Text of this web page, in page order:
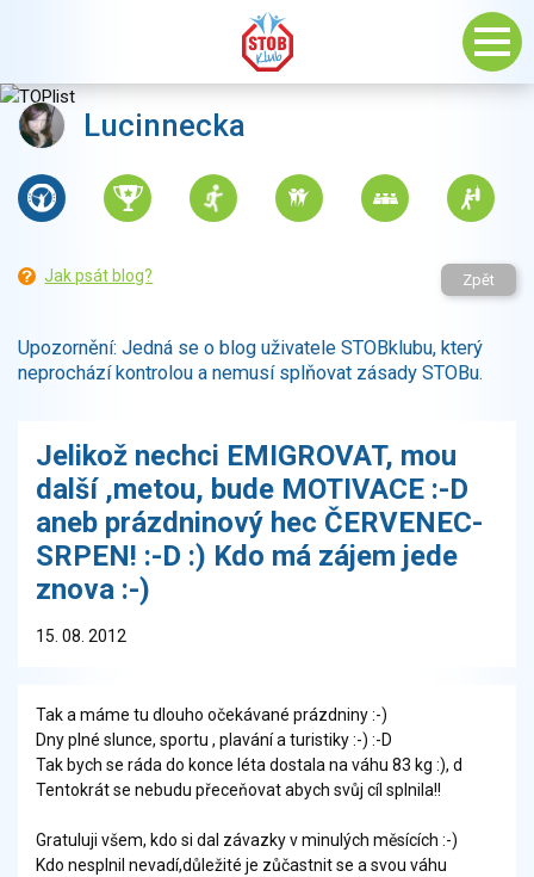
Lucinnecka
Jak psát blog? Zpět
Upozornění: Jedná se o blog uživatele STOBklubu, který
neprochází kontrolou a nemusí splňovat zásady STOBu.
Jelikož nechci EMIGROVAT, mou
další ,metou, bude MOTIVACE :-D
aneb prázdninový hec ČERVENEC-
SRPEN! :-D :) Kdo má zájem jede
znova :-)
15. 08. 2012
Tak a máme tu dlouho očekávané prázdniny :-)
Dny plné slunce, sportu , plavání a turistiky :-) :-D
Tak bych se ráda do konce léta dostala na váhu 83 kg :), d
Tentokrát se nebudu přeceňovat abych svůj cíl splnila!!
Gratuluji všem, kdo si dal závazky v minulých měsících :-)
Kdo nesplnil nevadí,důležité je zůčastnit se a svou váhu